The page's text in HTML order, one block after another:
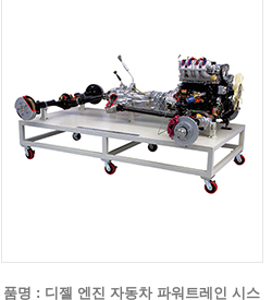
품명 : 디젤 엔진 자동차 파워트레인 시스